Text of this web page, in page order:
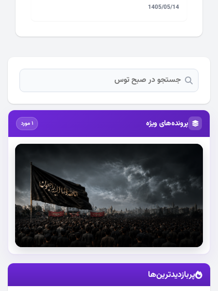
1405/05/14
پرونده‌های ویژه 1 مورد
استقبال از آقای شهید ایران
مشاهده اخبار
پربازدیدترین‌ها